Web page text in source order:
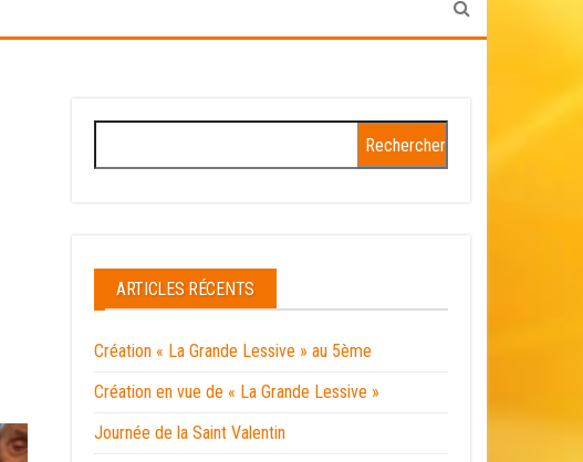
ARTICLES RÉCENTS
Création « La Grande Lessive » au 5ème
Création en vue de « La Grande Lessive »
Journée de la Saint Valentin